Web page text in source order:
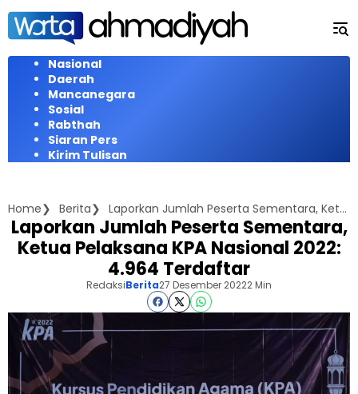
Langsung
konten
Nasional
Daerah
Mancanegara
Sosial
Rabthah
Siaran Pers
Kirim Tulisan
Home Berita Laporkan Jumlah Peserta Sementara, Ketua Pelaksana KPA Nasional 2022: 4.964 Terdaftar
Laporkan Jumlah Peserta Sementara,
Ketua Pelaksana KPA Nasional 2022:
4.964 Terdaftar
RedaksiBerita27 Desember 20222 Min